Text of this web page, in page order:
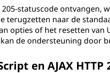
205-statuscode
terugzetten naar de
opties of het resetten van
de ondersteuning door
en AJAX